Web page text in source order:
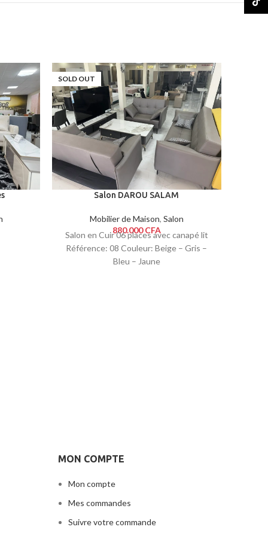
SOLD OUT
Salon DAROU SALAM
Mobilier de Maison, Salon
880.000CFA
Salon en Cuir 06 places avec canapé lit
Référence: 08 Couleur: Beige – Gris –
Bleu – Jaune
MON COMPTE
Mon compte
Mes commandes
Suivre votre commande